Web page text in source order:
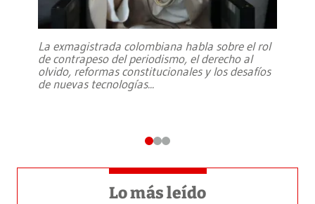
La exmagistrada colombiana habla sobre el rol
de contrapeso del periodismo, el derecho al
olvido, reformas constitucionales y los desafíos
de nuevas tecnologías...
Lo más leído